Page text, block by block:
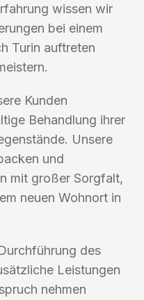
wissen wir
bei einem
Turin auftreten
Kunden
Behandlung ihrer
Unsere
und
mit großer Sorgfalt,
neuen Wohnort in
des
Leistungen
nehmen